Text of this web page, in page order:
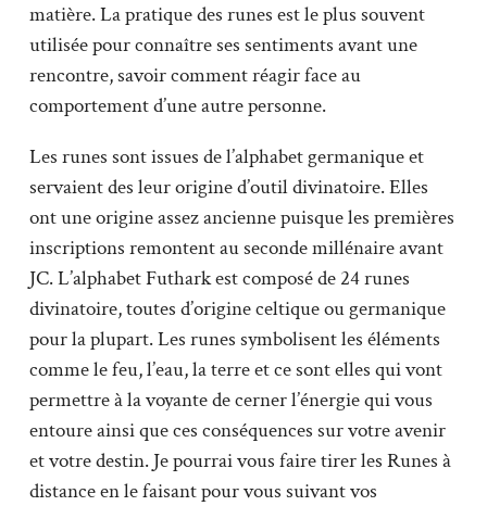
matière. La pratique des runes est le plus souvent
utilisée pour connaître ses sentiments avant une
rencontre, savoir comment réagir face au
comportement d’une autre personne.
Les runes sont issues de l’alphabet germanique et
servaient des leur origine d’outil divinatoire. Elles
ont une origine assez ancienne puisque les premières
inscriptions remontent au seconde millénaire avant
JC. L’alphabet Futhark est composé de 24 runes
divinatoire, toutes d’origine celtique ou germanique
pour la plupart. Les runes symbolisent les éléments
comme le feu, l’eau, la terre et ce sont elles qui vont
permettre à la voyante de cerner l’énergie qui vous
entoure ainsi que ces conséquences sur votre avenir
et votre destin. Je pourrai vous faire tirer les Runes à
distance en le faisant pour vous suivant vos